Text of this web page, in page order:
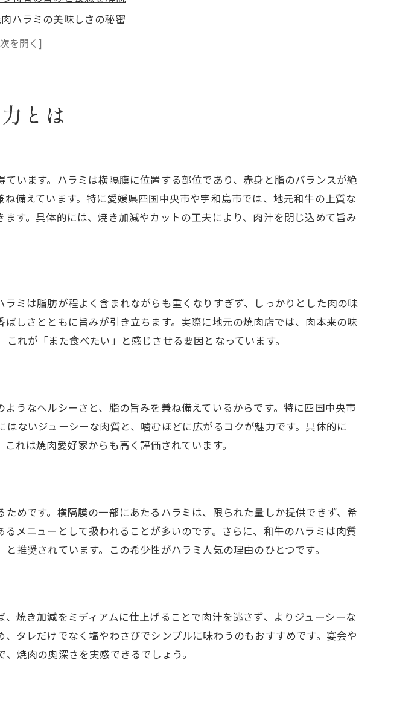
ハラミの美味しさの秘密
ハラミ部位の特徴とは
少で選ばれるのか徹底分析
ないハラミの魅力を伝授
肉の楽しみ方
する食べ方アイデア集
肉で楽しむ工夫を紹介
ラミ焼肉体験
ラミ体験のおすすめポイント
る四国中央市の魅力とは
れる焼肉ハラミの特徴に迫る
さを徹底解説
される理由を探る
ハラミの部位ごとの違い
ミを選ぶ時のポイント
わい体験を紹介
すすめのハラミ活用法
ラミを囲む至福の瞬間
ラミの人気アレンジ法
とは
います。ハラミは横隔膜に位置する部位であり、赤身と脂のバランスが絶
備えています。特に愛媛県四国中央市や宇和島市では、地元和牛の上質な
す。具体的には、焼き加減やカットの工夫により、肉汁を閉じ込めて旨み
ミは脂肪が程よく含まれながらも重くなりすぎず、しっかりとした肉の味
しさとともに旨みが引き立ちます。実際に地元の焼肉店では、肉本来の味
れが「また食べたい」と感じさせる要因となっています。
うなヘルシーさと、脂の旨みを兼ね備えているからです。特に四国中央市
ないジューシーな肉質と、噛むほどに広がるコクが魅力です。具体的に
れは焼肉愛好家からも高く評価されています。
めです。横隔膜の一部にあたるハラミは、限られた量しか提供できず、希
メニューとして扱われることが多いのです。さらに、和牛のハラミは肉質
推奨されています。この希少性がハラミ人気の理由のひとつです。
焼き加減をミディアムに仕上げることで肉汁を逃さず、よりジューシーな
タレだけでなく塩やわさびでシンプルに味わうのもおすすめです。宴会や
焼肉の奥深さを実感できるでしょう。
わせはこちら
わせはこちら